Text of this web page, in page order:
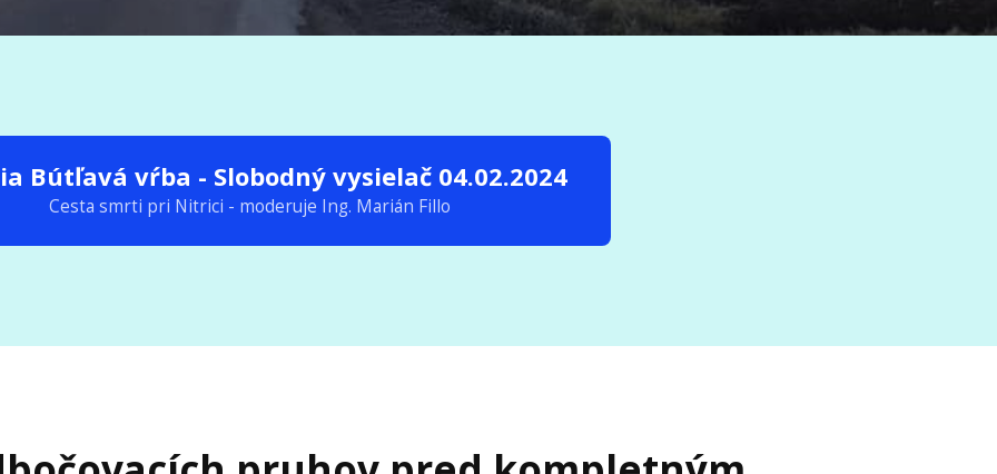
Bútľavá vŕba - Slobodný vysielač 04.02.2024
Cesta smrti pri Nitrici - moderuje Ing. Marián Fillo